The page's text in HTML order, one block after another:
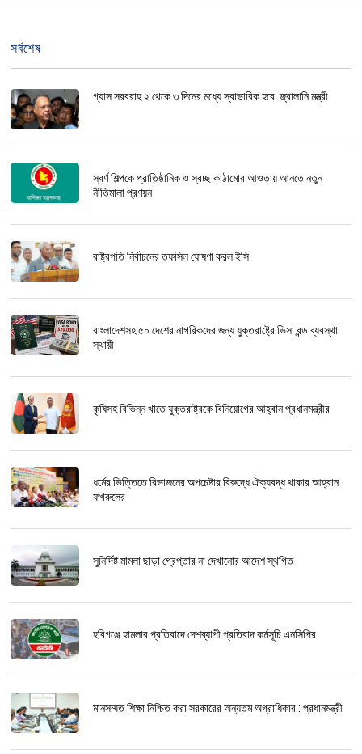
সর্বশেষ
গ্যাস সরবরাহ ২ থেকে ৩ দিনের মধ্যে স্বাভাবিক হবে: জ্বালানি মন্ত্রী
স্বর্ণ শিল্পকে প্রাতিষ্ঠানিক ও স্বচ্ছ কাঠামোর আওতায় আনতে নতুন
নীতিমালা প্রণয়ন
রাষ্ট্রপতি নির্বাচনের তফসিল ঘোষণা করল ইসি
বাংলাদেশসহ ৫০ দেশের নাগরিকদের জন্য যুক্তরাষ্ট্রে ভিসা বন্ড ব্যবস্থা
স্থায়ী
কৃষিসহ বিভিন্ন খাতে যুক্তরাষ্ট্রকে বিনিয়োগের আহ্বান প্রধানমন্ত্রীর
ধর্মের ভিত্তিতে বিভাজনের অপচেষ্টার বিরুদ্ধে ঐক্যবদ্ধ থাকার আহ্বান
ফখরুলের
সুনির্দিষ্ট মামলা ছাড়া গ্রেপ্তার না দেখানোর আদেশ স্থগিত
হবিগঞ্জে হামলার প্রতিবাদে দেশব্যাপী প্রতিবাদ কর্মসূচি এনসিপির
মানসম্মত শিক্ষা নিশ্চিত করা সরকারের অন্যতম অগ্রাধিকার : প্রধানমন্ত্রী